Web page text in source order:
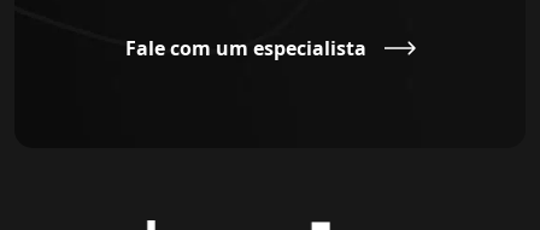
Fale com um especialista